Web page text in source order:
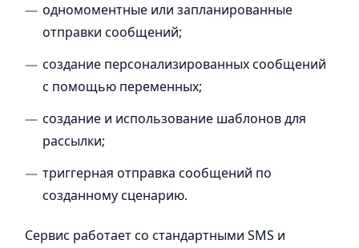
одномоментные или запланированные
отправки сообщений;
создание персонализированных сообщений
с помощью переменных;
создание и использование шаблонов для
рассылки;
триггерная отправка сообщений по
созданному сценарию.
Сервис работает со стандартными SMS и